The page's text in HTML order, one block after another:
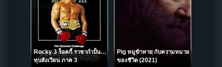
Rocky 3 ร็อคกี้ ราชากำปั้น…
ทุบสังเวียน ภาค 3
Pig หมูข้าหาย กับความหมาย
ของชีวิต (2021)